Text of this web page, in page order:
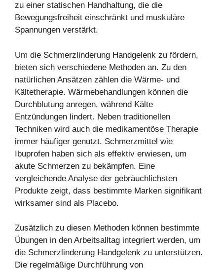
zu einer statischen Handhaltung, die die
Bewegungsfreiheit einschränkt und muskuläre
Spannungen verstärkt.
Um die Schmerzlinderung Handgelenk zu fördern,
bieten sich verschiedene Methoden an. Zu den
natürlichen Ansätzen zählen die Wärme- und
Kältetherapie. Wärmebehandlungen können die
Durchblutung anregen, während Kälte
Entzündungen lindert. Neben traditionellen
Techniken wird auch die medikamentöse Therapie
immer häufiger genutzt. Schmerzmittel wie
Ibuprofen haben sich als effektiv erwiesen, um
akute Schmerzen zu bekämpfen. Eine
vergleichende Analyse der gebräuchlichsten
Produkte zeigt, dass bestimmte Marken signifikant
wirksamer sind als Placebo.
Zusätzlich zu diesen Methoden können bestimmte
Übungen in den Arbeitsalltag integriert werden, um
die Schmerzlinderung Handgelenk zu unterstützen.
Die regelmäßige Durchführung von